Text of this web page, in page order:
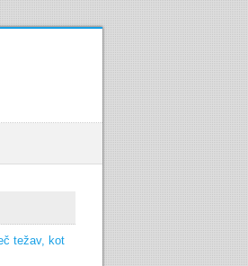
težav, kot